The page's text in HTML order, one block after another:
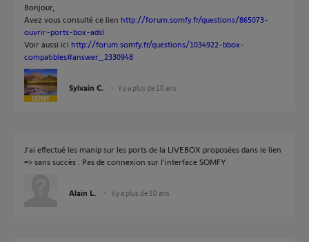
Bonjour,
Avez vous consulté ce lien http://forum.somfy.fr/questions/865073-
ouvrir-ports-box-adsl
Voir aussi ici http://forum.somfy.fr/questions/1034922-bbox-
compatibles#answer_2330948
Sylvain C. il y a plus de 10 ans
J'ai effectué les manip sur les ports de la LIVEBOX proposées dans le lien
=> sans succès . Pas de connexion sur l'interface SOMFY
Alain L. il y a plus de 10 ans